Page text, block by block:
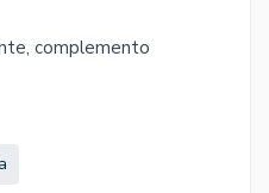
complemento